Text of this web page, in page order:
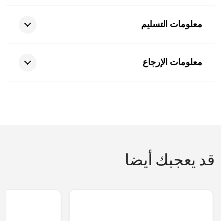
معلومات التسليم
معلومات الإرجاع
قد يعجبك أيضا